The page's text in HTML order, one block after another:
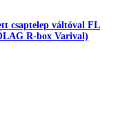
csaptelep váltóval FL
R-box Varival)